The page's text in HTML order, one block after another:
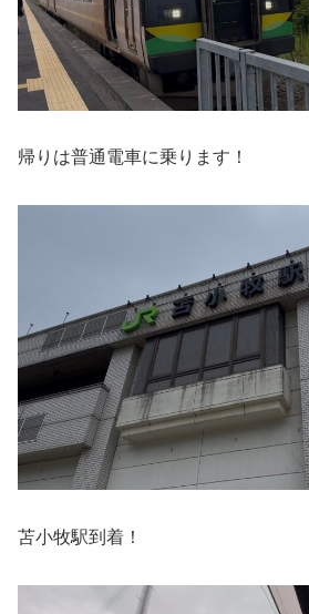
帰りは普通電車に乗ります！
苫小牧駅到着！